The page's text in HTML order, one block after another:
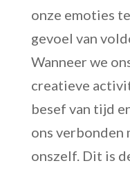
onze emoties
gevoel van
Wanneer we
creatieve
besef van tijd
ons verbonden
onszelf. Dit is